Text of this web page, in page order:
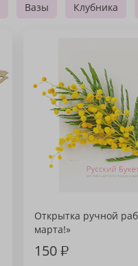
Вазы Клубника
Открытка ручной
марта!»
150₽